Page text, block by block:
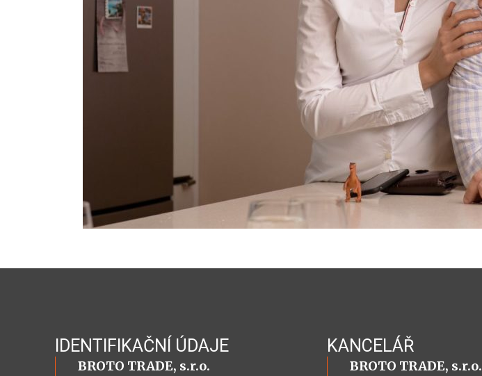
IDENTIFIKAČNÍ ÚDAJE
BROTO TRADE, s.r.o.
KANCELÁŘ
BROTO TRADE, s.r.o.